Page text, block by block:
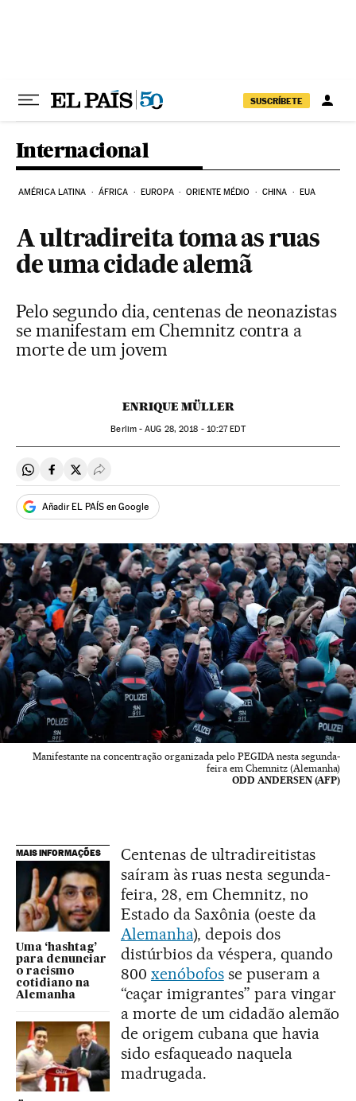
SUSCRÍBETE
Internacional
AMÉRICA LATINA ÁFRICA EUROPA ORIENTE MÉDIO CHINA EUA
A ultradireita toma as ruas
de uma cidade alemã
Pelo segundo dia, centenas de neonazistas
se manifestam em Chemnitz contra a
morte de um jovem
ENRIQUE MÜLLER
Berlim -AUG 28, 2018 - 10:27EDT
Compartir en Whatsapp
Compartir en Facebook
Compartir en Twitter
Desplegar Redes Sociales
Añadir EL PAÍS en Google
Manifestante na concentração organizada pelo PEGIDA nesta segunda-
feira em Chemnitz (Alemanha)
ODD ANDERSEN (AFP)
MAIS INFORMAÇÕES
Uma ‘hashtag’
para denunciar
o racismo
cotidiano na
Alemanha
Centenas de ultradireitistas
saíram às ruas nesta segunda-
feira, 28, em Chemnitz, no
Estado da Saxônia (oeste da
Alemanha), depois dos
distúrbios da véspera, quando
800 xenóbofosse puseram a
“caçar imigrantes” para vingar
a morte de um cidadão alemão
de origem cubana que havia
sido esfaqueado naquela
madrugada.